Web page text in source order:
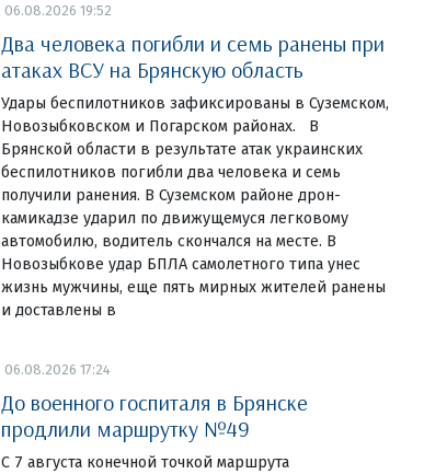
06.08.2026 19:52
Два человека погибли и семь ранены при
атаках ВСУ на Брянскую область
Удары беспилотников зафиксированы в Суземском,
Новозыбковском и Погарском районах. В
Брянской области в результате атак украинских
беспилотников погибли два человека и семь
получили ранения. В Суземском районе дрон-
камикадзе ударил по движущемуся легковому
автомобилю, водитель скончался на месте. В
Новозыбкове удар БПЛА самолетного типа унес
жизнь мужчины, еще пять мирных жителей ранены
и доставлены в
06.08.2026 17:24
До военного госпиталя в Брянске
продлили маршрутку №49
С 7 августа конечной точкой маршрута